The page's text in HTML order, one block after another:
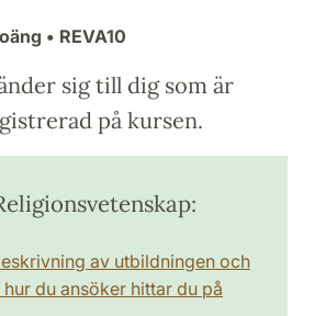
• REVA10
sig till dig som är
på kursen.
av utbildningen och
du ansöker hittar du på